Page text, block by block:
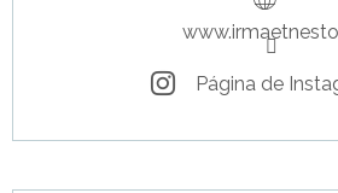
Página de